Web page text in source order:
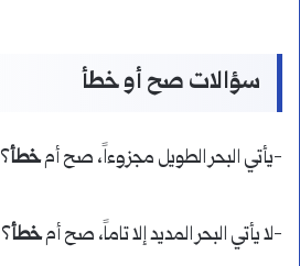
سؤالات صح أو خطأ
-يأتي البحر الطويل مجزوءاً، صح أمخطأ؟
-لا يأتي البحر المديد إلا تاماً، صح أمخطأ؟